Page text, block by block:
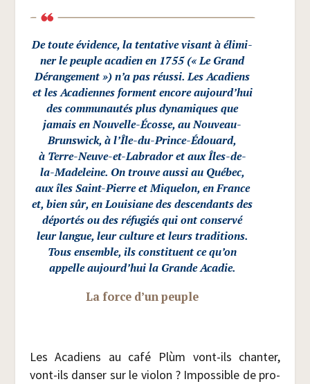
De toute évi­dence, la ten­ta­tive visant à éli­mi­
ner le peuple aca­dien en 1755 («Le Grand
Déran­ge­ment») n’a pas réus­si. Les Aca­diens
et les Aca­diennes forment encore aujourd’hui
des com­mu­nau­tés plus dyna­miques que
jamais en Nou­velle-Écosse, auNou­veau-
Bruns­wick, à l’Île-du-Prince-Édouard,
à Terre-Neuve-et-Labra­dor et aux Îles-de-
la-Made­leine. On trouve aus­si au Qué­bec,
aux îles Saint-Pierre et Mique­lon, en France
et, bien sûr, en Loui­siane des des­cen­dants des
dépor­tés ou des réfu­giés qui ont conser­vé
leur langue, leur culture et leurs tra­di­tions.
Tous ensemble, ils consti­tuent ce qu’on
appelle aujourd’hui la Grande Acadie.
La force d’un peuple
Les Aca­diens au café Plùm vont-ils chan­ter,
vont-ils dan­ser sur le vio­lon ? Impos­sible de pro­